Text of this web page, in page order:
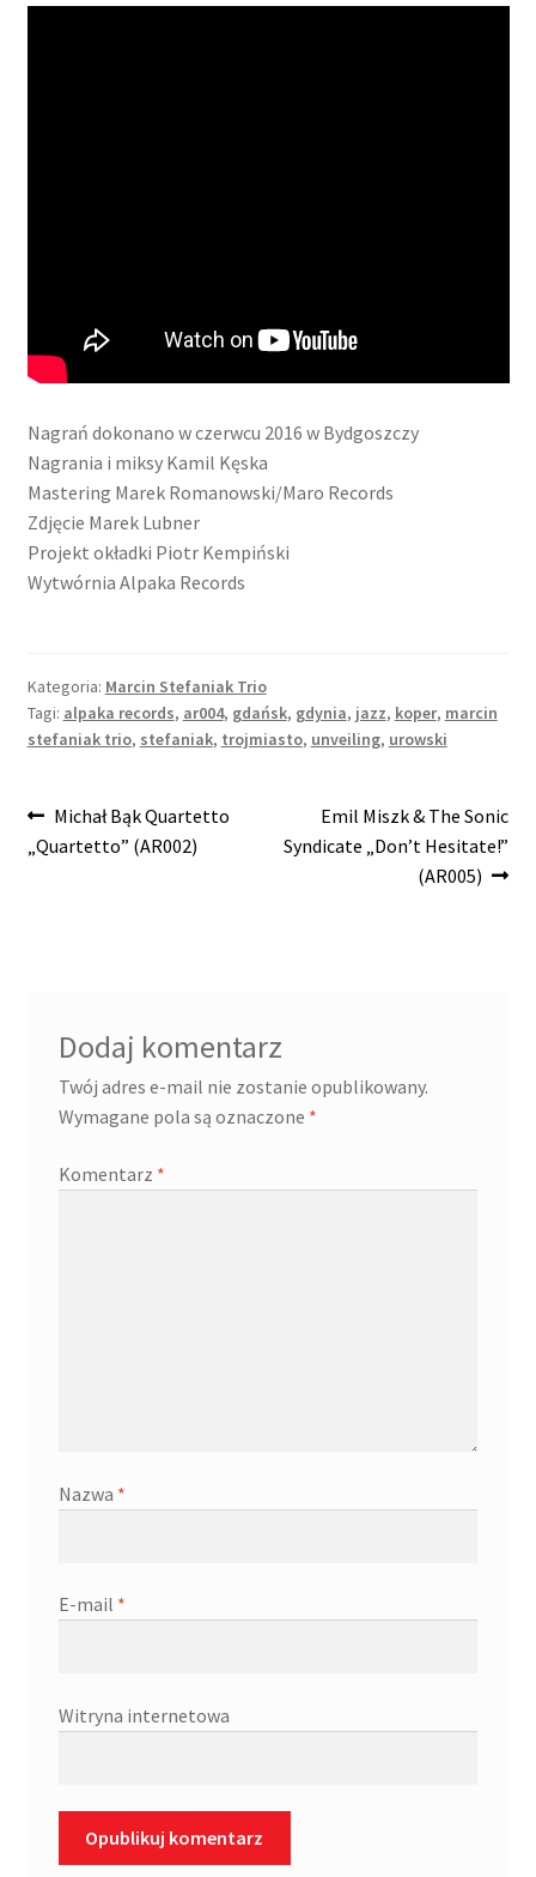
Nagrań dokonano w czerwcu 2016 w Bydgoszczy
Nagrania i miksy Kamil Kęska
Mastering Marek Romanowski/Maro Records
Zdjęcie Marek Lubner
Projekt okładki Piotr Kempiński
Wytwórnia Alpaka Records
Kategoria: Marcin Stefaniak Trio
Tagi: alpaka records, ar004, gdańsk, gdynia, jazz, koper, marcin
stefaniak trio, stefaniak, trojmiasto, unveiling, urowski
Nawigacja
wpisu
Poprzedni
wpis:
Michał Bąk Quartetto
„Quartetto” (AR002)
Następny
wpis:
Emil Miszk & The Sonic
Syndicate „Don’t Hesitate!”
(AR005)
Dodaj komentarz
Twój adres e-mail nie zostanie opublikowany.
Wymagane pola są oznaczone *
Komentarz *
Nazwa *
E-mail *
Witryna internetowa